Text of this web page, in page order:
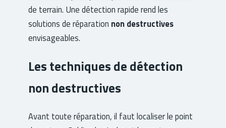
de terrain. Une détection rapide rend les
solutions de réparation non destructives
envisageables.
Les techniques de détection
non destructives
Avant toute réparation, il faut localiser le point